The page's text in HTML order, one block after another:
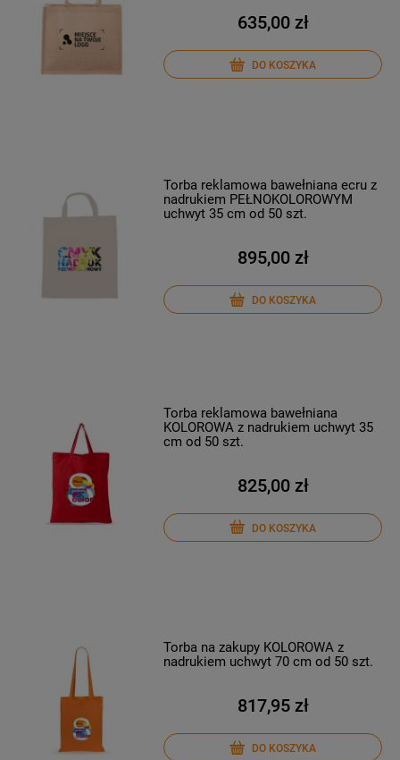
635,00 zł
DO KOSZYKA
Torba reklamowa bawełniana ecru z
nadrukiem PEŁNOKOLOROWYM
uchwyt 35 cm od 50 szt.
895,00 zł
DO KOSZYKA
Torba reklamowa bawełniana
KOLOROWA z nadrukiem uchwyt 35
cm od 50 szt.
825,00 zł
DO KOSZYKA
Torba na zakupy KOLOROWA z
nadrukiem uchwyt 70 cm od 50 szt.
817,95 zł
DO KOSZYKA